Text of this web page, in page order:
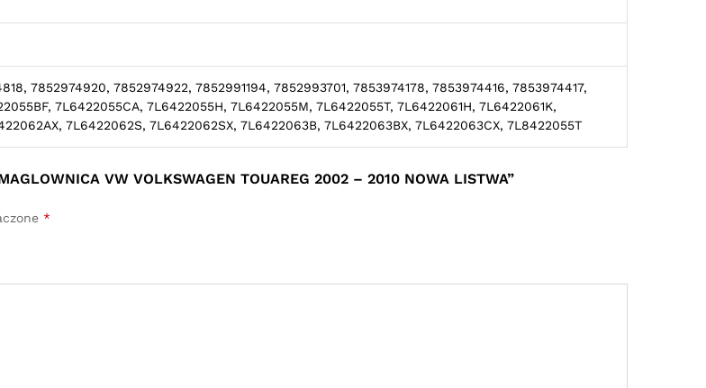
7852974920, 7852974922, 7852991194, 7852993701, 7853974178, 7853974416, 7853974417,
7L6422055CA, 7L6422055H, 7L6422055M, 7L6422055T, 7L6422061H, 7L6422061K,
7L6422062S, 7L6422062SX, 7L6422063B, 7L6422063BX, 7L6422063CX, 7L8422055T
VW VOLKSWAGEN TOUAREG 2002 – 2010 NOWA LISTWA”
*